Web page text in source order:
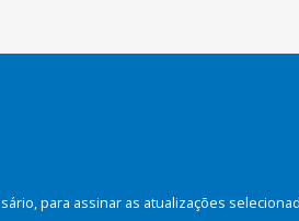
para assinar as atualizações